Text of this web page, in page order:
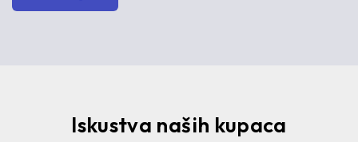
Iskustva naših kupaca